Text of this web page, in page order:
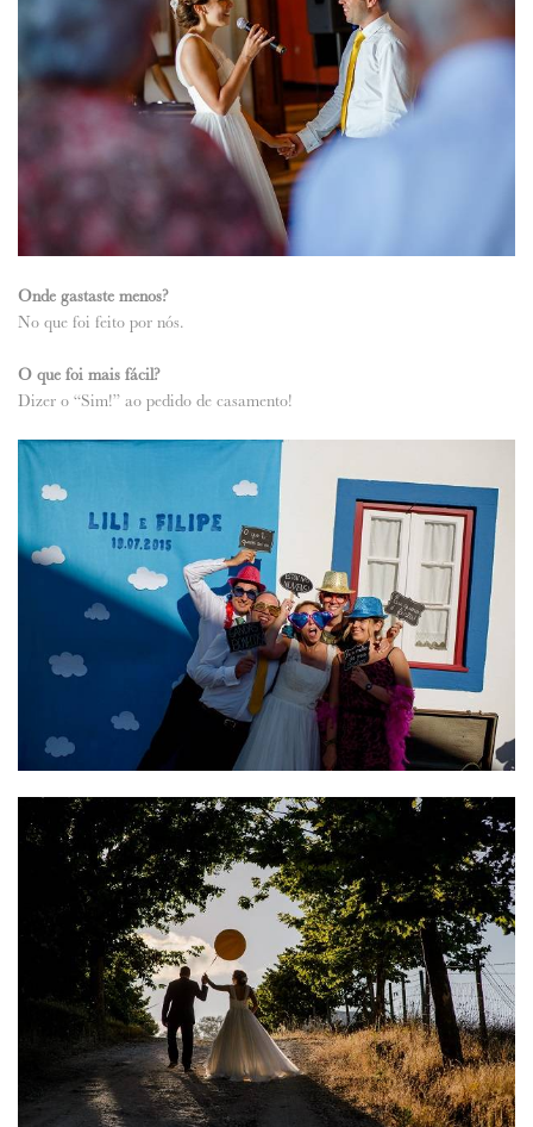
Onde gastaste menos?
No que foi feito por nós.
O que foi mais fácil?
Dizer o “Sim!” ao pedido de casamento!